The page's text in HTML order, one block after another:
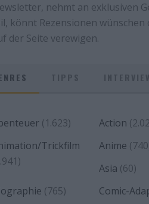
nehmt an exklusiven
könnt Rezensionen wünschen
der Seite verewigen.
(1.623) Action
Trickfilm
Anime
Asia (60)
(765) Comic-